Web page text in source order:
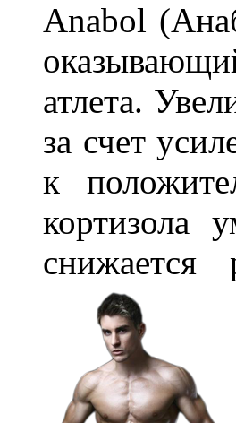
Anabol
атлета.
за счет
к
кортизола